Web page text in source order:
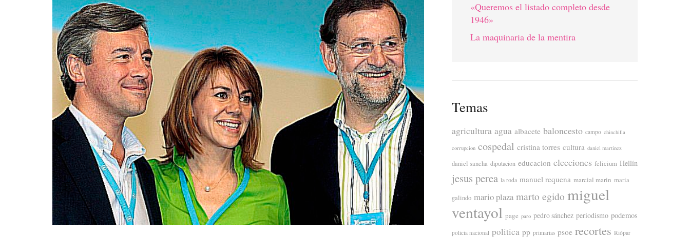
«Queremos el listado completo desde
1946»
La maquinaria de la mentira
Temas
agricultura agua albacete baloncesto campo chinchilla
corrupcion cospedal cristina torres cultura daniel martinez
daniel sancha diputacion educacion elecciones felicium Hellín
jesus perea la roda manuel requena marcial marin maria
galindo mario plaza marto egido miguel
ventayol page paro pedro sánchez periodismo podemos
policia nacional politica pp primarias psoe recortes Riópar